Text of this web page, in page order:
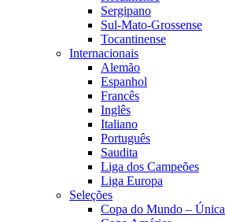
Sergipano
Sul-Mato-Grossense
Tocantinense
Internacionais
Alemão
Espanhol
Francês
Inglês
Italiano
Português
Saudita
Liga dos Campeões
Liga Europa
Seleções
Copa do Mundo – Única